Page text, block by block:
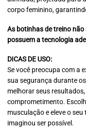
corpo feminino,
As botinhas de treino
possuem a tecnologia
DICAS DE USO:
Se você preocupa com a
sua segurança durante
melhorar seus
comprometimento.
musculação e eleve o
imaginou ser possível.